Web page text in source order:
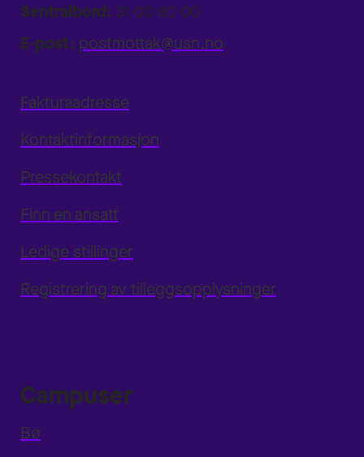
Sentralbord: 31 00 80 00
E-post: postmottak@usn.no
Fakturaadresse
Kontaktinformasjon
Pressekontakt
Finn en ansatt
Ledige stillinger
Registrering av tilleggsopplysninger
Campuser
Bø